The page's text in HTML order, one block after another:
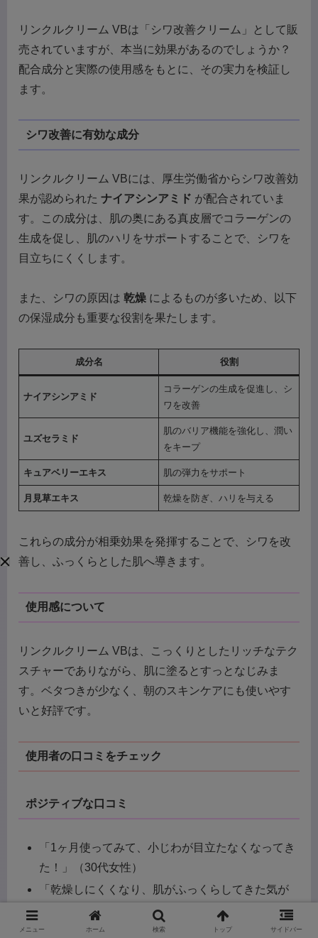
リンクルクリーム VBは「シワ改善クリーム」として販
売されていますが、本当に効果があるのでしょうか？
配合成分と実際の使用感をもとに、その実力を検証し
ます。
シワ改善に有効な成分
リンクルクリーム VBには、厚生労働省からシワ改善効
果が認められた ナイアシンアミド が配合されていま
す。この成分は、肌の奥にある真皮層でコラーゲンの
生成を促し、肌のハリをサポートすることで、シワを
目立ちにくくします。
また、シワの原因は 乾燥 によるものが多いため、以下
の保湿成分も重要な役割を果たします。
成分名 役割
ナイアシンアミド
コラーゲンの生成を促進し、シ
ワを改善
ユズセラミド
肌のバリア機能を強化し、潤い
をキープ
キュアベリーエキス 肌の弾力をサポート
月見草エキス 乾燥を防ぎ、ハリを与える
これらの成分が相乗効果を発揮することで、シワを改
善し、ふっくらとした肌へ導きます。
使用感について
リンクルクリーム VBは、こっくりとしたリッチなテク
スチャーでありながら、肌に塗るとすっとなじみま
す。ベタつきが少なく、朝のスキンケアにも使いやす
いと好評です。
使用者の口コミをチェック
ポジティブな口コミ
「1ヶ月使ってみて、小じわが目立たなくなってき
た！」（30代女性）
「乾燥しにくくなり、肌がふっくらしてきた気が
する。」（40代女性）
「しっとりしているのにベタつかないから、メイ
メニュー ホーム 検索 トップ サイドバー